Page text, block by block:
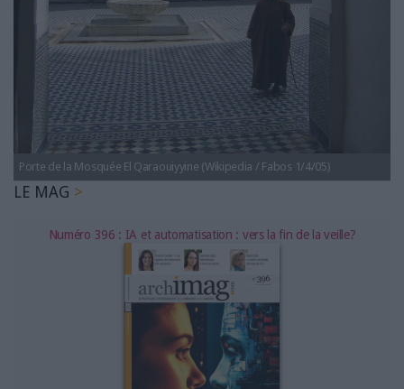
NOS OFFRES D'ABONNEMENTS
Porte de la Mosquée El Qaraouiyyine (Wikipedia / Fabos 1/4/05)
LE MAG
Numéro 396 : IA et automatisation : vers la fin de la veille?